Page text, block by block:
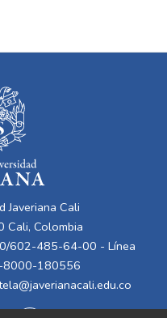
Javeriana Cali
Colombia
602-485-64-00 - Línea
8000-180556